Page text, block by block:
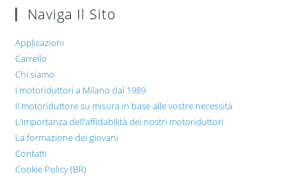
Naviga Il Sito
Applicazioni
Carrello
Chi siamo
I motoriduttori a Milano dal 1989
Il motoriduttore su misura in base alle vostre necessità
L’importanza dell’affidabilità dei nostri motoriduttori
La formazione dei giovani
Contatti
Cookie Policy (BR)